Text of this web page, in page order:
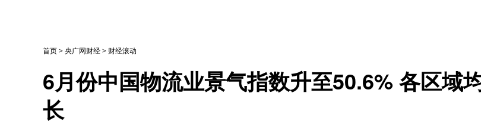
首页>央广网财经> 财经滚动
6月份中国物流业景气指数升至50.6% 各区域
长